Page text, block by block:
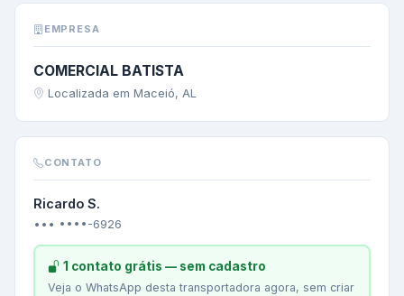
EMPRESA
COMERCIAL BATISTA
Localizada em Maceió, AL
CONTATO
Ricardo S.
••• ••••-6926
1 contato grátis — sem cadastro
Veja o WhatsApp desta transportadora agora, sem criar